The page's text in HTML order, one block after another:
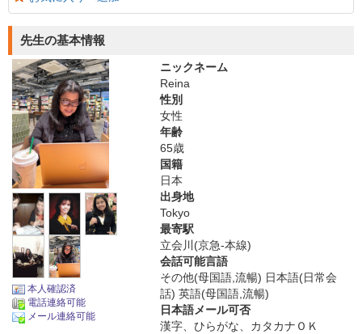
先生の基本情報
本人確認済
電話連絡可能
メール連絡可能
ニックネーム
Reina
性別
女性
年齢
65歳
国籍
日本
出身地
Tokyo
最寄駅
立会川(京急-本線)
会話可能言語
その他(母国語,流暢) 日本語(日常会
話) 英語(母国語,流暢)
日本語メール可否
漢字、ひらがな、カタカナＯＫ